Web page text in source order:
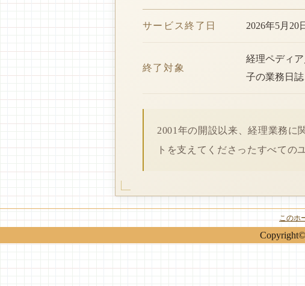
サービス終了日 2026年5月20
終了対象
経理ペディ
子の業務日
2001年の開設以来、経理業務に
トを支えてくださったすべての
このホ
Copyright©